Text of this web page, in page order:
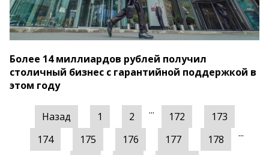
Более 14 миллиардов рублей получил
столичный бизнес с гарантийной поддержкой в
этом году
Назад 1 2 ... 172
173
174
175 176 177 178 ...